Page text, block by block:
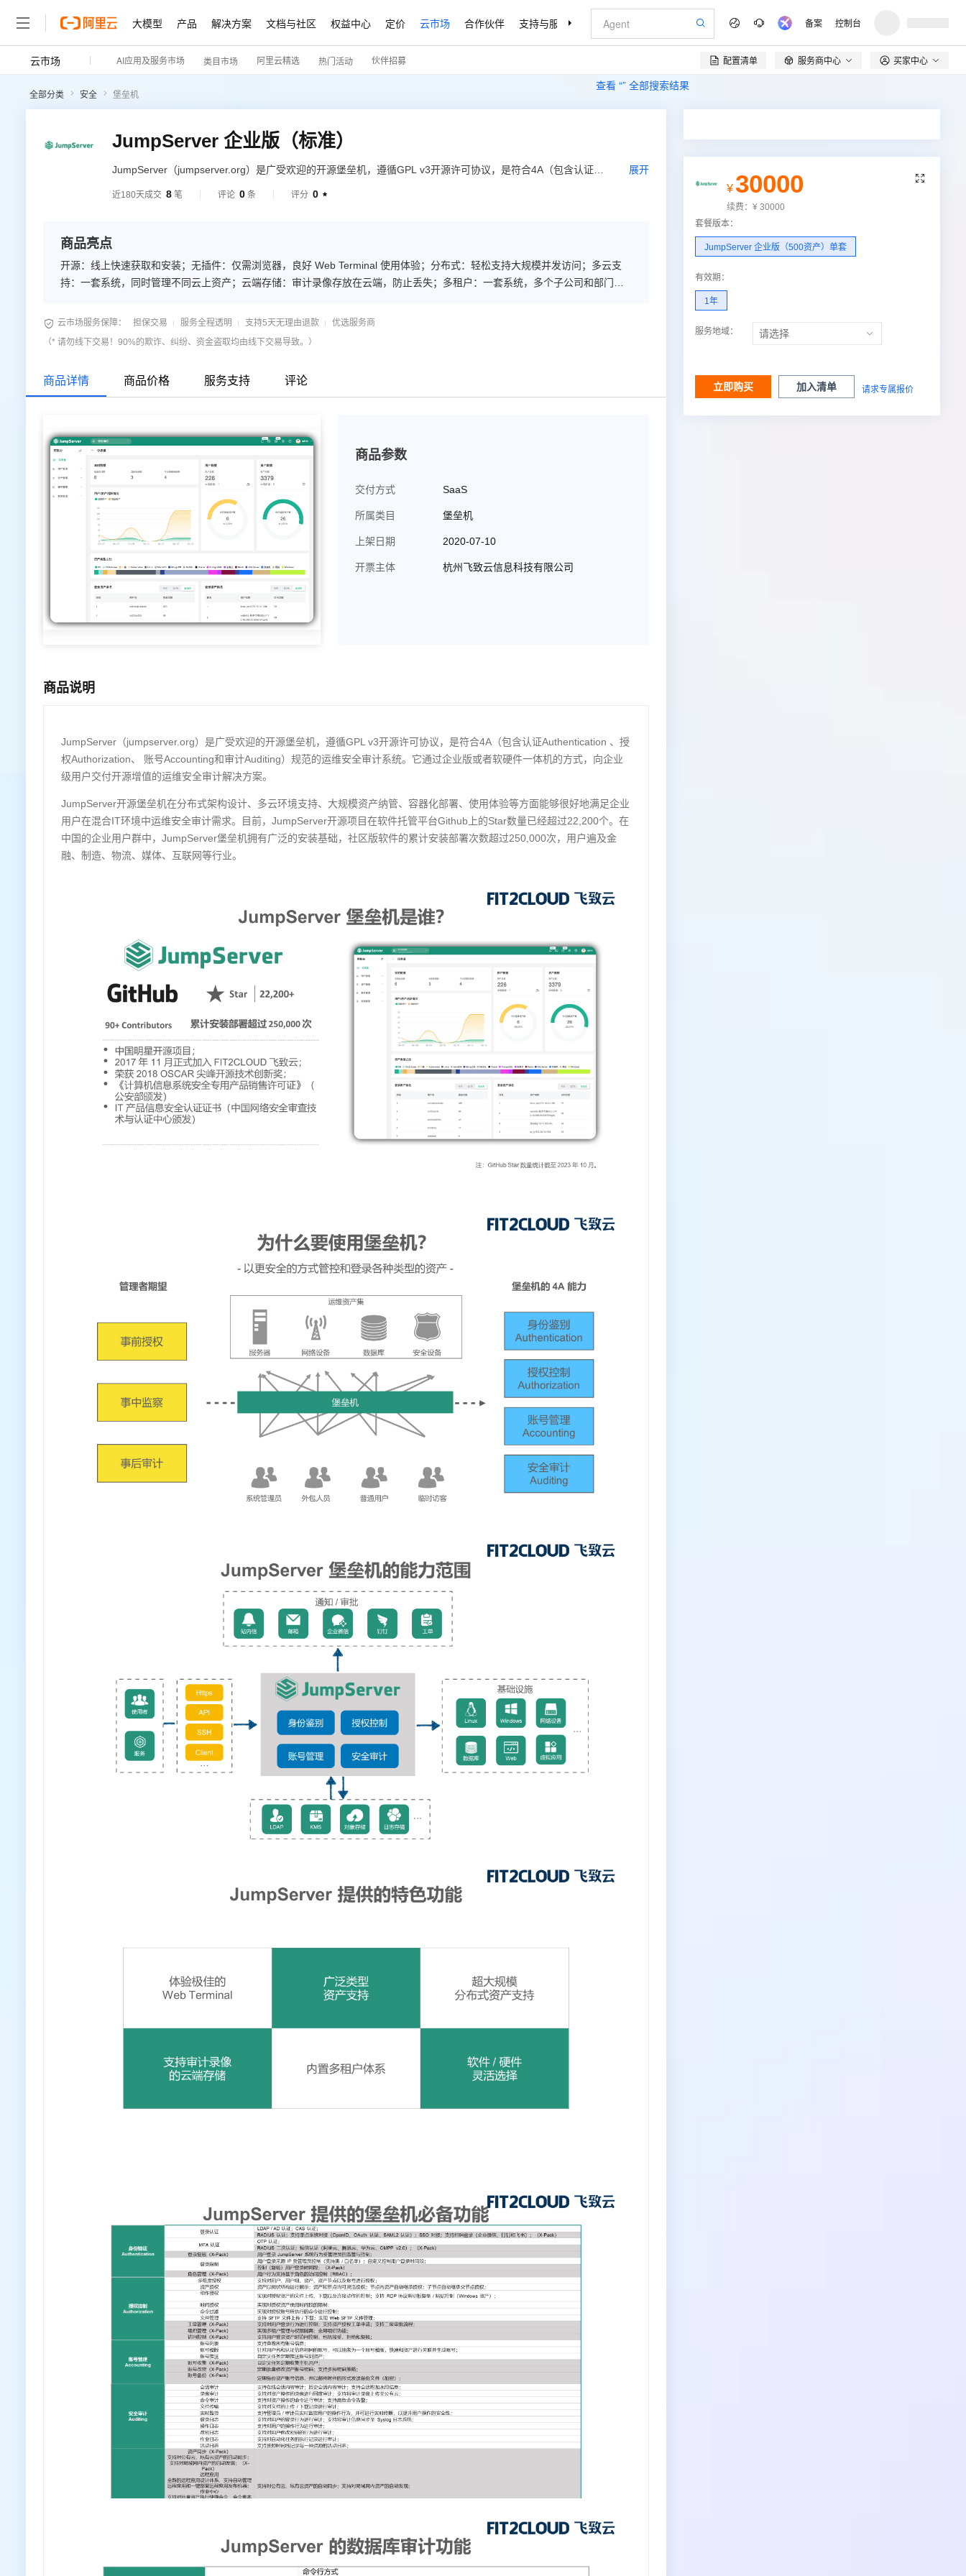
大模型 产品 解决方案 文档与社区 权益中心 定价 云市场 合作伙伴 支持与服务 了解阿里云
查看 “” 全部搜索结果
备案 控制台
云市场 AI应用及服务市场 类目市场 阿里云精选 热门活动 伙伴招募 配置清单  服务商中心 买家中心
全部分类 安全 堡垒机
JumpServer 企业版（标准）
JumpServer（jumpserver.org）是广受欢迎的开源堡垒机，遵循GPL v3开源许可协议，是符合4A（包含认证
展开
近180天成交 8 笔 评论 0 条 评分 0 
商品亮点
开源：线上快速获取和安装；无插件：仅需浏览器，良好 Web Terminal 使用体验；分布式：轻松支持大规模并发访问；多云支
持：一套系统，同时管理不同云上资产；云端存储：审计录像存放在云端，防止丢失；多租户：一套系统，多个子公司和部门同
 云市场服务保障： 担保交易 服务全程透明 支持5天无理由退款
优选服务商
（* 请勿线下交易！90%的欺诈、纠纷、资金盗取均由线下交易导致。）
商品详情 商品价格 服务支持 评论
商品参数
交付方式 SaaS
所属类目 堡垒机
上架日期 2020-07-10
开票主体 杭州飞致云信息科技有限公司
商品说明
JumpServer（jumpserver.org）是广受欢迎的开源堡垒机，遵循GPL v3开源许可协议，是符合4A（包含认证Authentication 、授
权Authorization、 账号Accounting和审计Auditing）规范的运维安全审计系统。它通过企业版或者软硬件一体机的方式，向企业
级用户交付开源增值的运维安全审计解决方案。
JumpServer开源堡垒机在分布式架构设计、多云环境支持、大规模资产纳管、容器化部署、使用体验等方面能够很好地满足企业
用户在混合IT环境中运维安全审计需求。目前，JumpServer开源项目在软件托管平台Github上的Star数量已经超过22,200个。在
中国的企业用户群中，JumpServer堡垒机拥有广泛的安装基础，社区版软件的累计安装部署次数超过250,000次，用户遍及金
融、制造、物流、媒体、互联网等行业。

¥ 30000
续费：¥ 30000
套餐版本：
JumpServer 企业版（500资产）单套
有效期 ：
1年
服务地域：
立即购买 加入清单 请求专属报价